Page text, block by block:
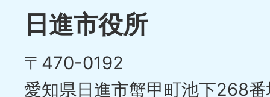
イ
目
の
ス
日進市役所
〒470-0192
愛知県日進市蟹甲町池下268